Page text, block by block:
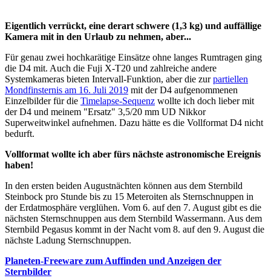
Eigentlich verrückt, eine derart schwere (1,3 kg) und auffällige
Kamera mit in den Urlaub zu nehmen, aber...
Für genau zwei hochkarätige Einsätze ohne langes Rumtragen ging
die D4 mit. Auch die Fuji X-T20 und zahlreiche andere
Systemkameras bieten Intervall-Funktion, aber die zurpartiellen
Mondfinsternis am 16. Juli 2019 mit der D4 aufgenommenen
Einzelbilder für die Timelapse-Sequenz wollte ich doch lieber mit
der D4 und meinem "Ersatz" 3,5/20 mm UD Nikkor
Superweitwinkel aufnehmen. Dazu hätte es die Vollformat D4 nicht
bedurft.
Vollformat wollte ich aber fürs nächste astronomische Ereignis
haben!
In den ersten beiden Augustnächten können aus dem Sternbild
Steinbock pro Stunde bis zu 15 Meteroiten als Sternschnuppen in
der Erdatmosphäre verglühen. Vom 6. auf den 7. August gibt es die
nächsten Sternschnuppen aus dem Sternbild Wassermann. Aus dem
Sternbild Pegasus kommt in der Nacht vom 8. auf den 9. August die
nächste Ladung Sternschnuppen.
Planeten-Freeware zum Auffinden und Anzeigen der
Sternbilder